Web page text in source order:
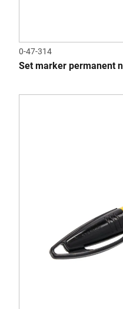
0-47-314
Set marker permanent